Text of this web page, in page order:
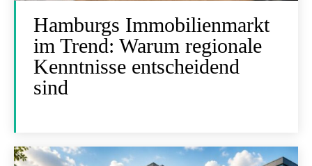
Hamburgs Immobilienmarkt
im Trend: Warum regionale
Kenntnisse entscheidend
sind